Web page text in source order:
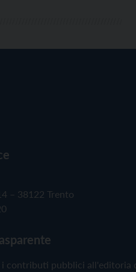
– 38122 Trento
i contributi pubblici all'editoria